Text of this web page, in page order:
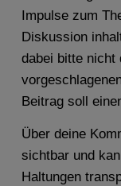
Impulse zum
Diskussion
dabei bitte nicht
Beitrag soll
Über deine
sichtbar und
Haltungen